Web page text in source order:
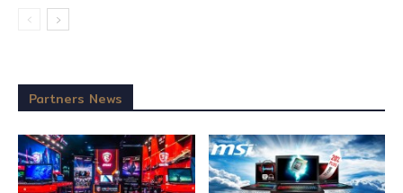
Partners News